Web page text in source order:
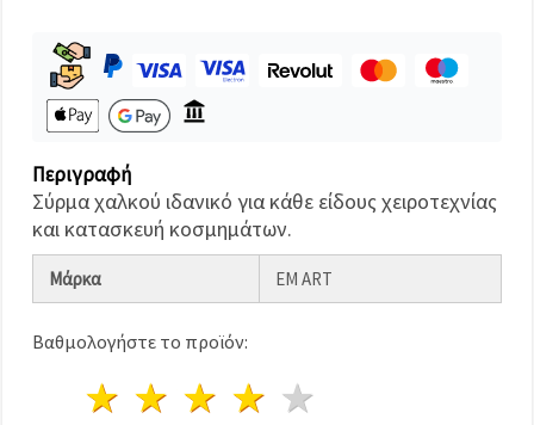
προτιμήσεις
σας στις
ρυθμίσεις
επιλέγοντας
δεδομένο
τύπο
cookies και
κλικ στο
κουμπί
Αποθήκευση.
Στον
Ρυθμίσεις
Περιγραφή
Σύρμα χαλκού ιδανικό για κάθε είδους χειροτεχνίας
και κατασκευή κοσμημάτων.
Μάρκα EM ART
Βαθμολογήστε το προϊόν:
4 Αστέρια
3 Αστέρια
2 Αστέρια
1 Αστέρι